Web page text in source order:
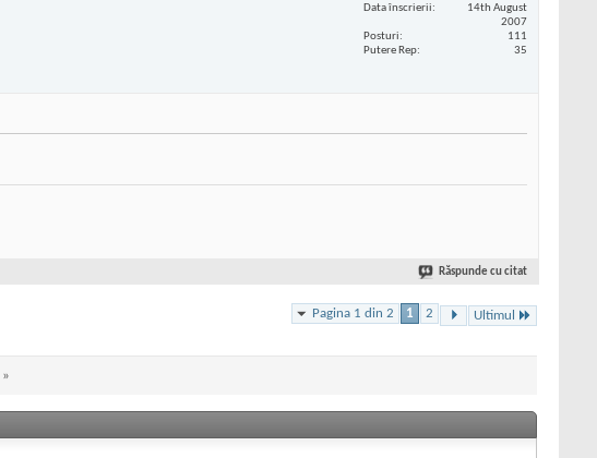
Data înscrierii
14th August
2007
Posturi
111
Putere Rep
35
Răspunde cu citat
Pagina 1 din 2 1 2 Ultimul
»